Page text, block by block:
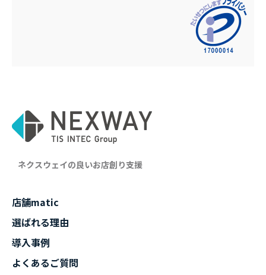
ネクスウェイの良いお店創り支援
店舗matic
選ばれる理由
導入事例
よくあるご質問